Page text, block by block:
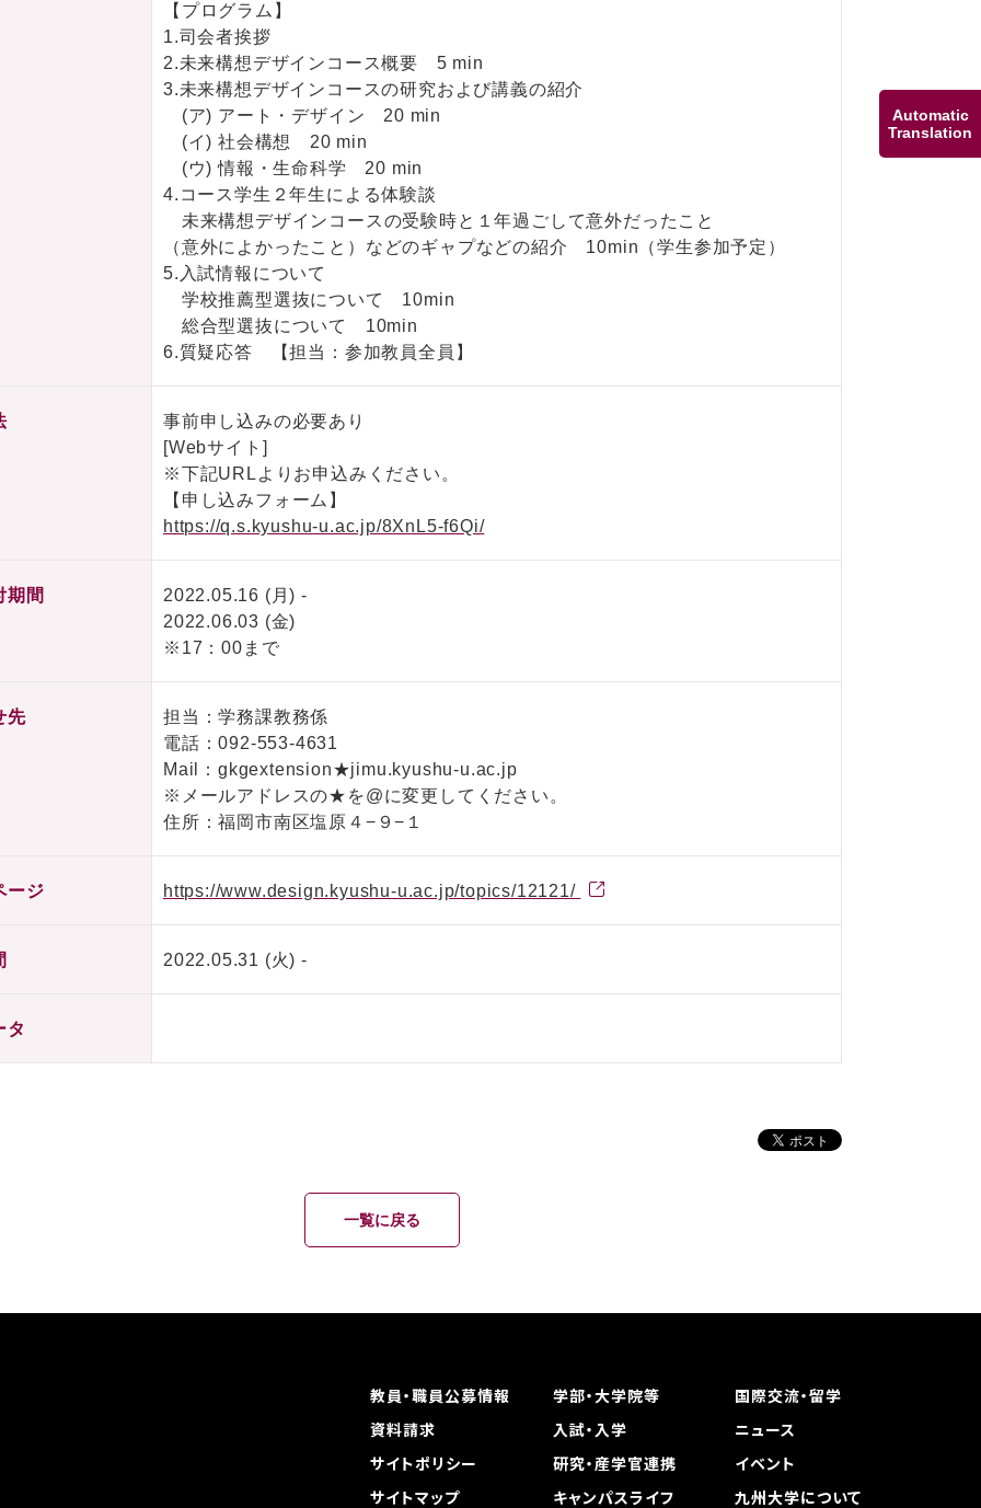
Automatic
Translation
【プログラム】
1.司会者挨拶
2.未来構想デザインコース概要 5 min
3.未来構想デザインコースの研究および講義の紹介
(ア) アート・デザイン 20 min
(イ) 社会構想 20 min
(ウ) 情報・生命科学 20 min
4.コース学生２年生による体験談
未来構想デザインコースの受験時と１年過ごして意外だったこと
（意外によかったこと）などのギャプなどの紹介 10min（学生参加予定）
5.入試情報について
学校推薦型選抜について 10min
総合型選抜について 10min
6.質疑応答 【担当：参加教員全員】
事前申し込みの必要あり
[Webサイト]
※下記URLよりお申込みください。
【申し込みフォーム】
https://q.s.kyushu-u.ac.jp/8XnL5-f6Qi/
期間
2022.05.16 (月) -
2022.06.03 (金)
※17：00まで
先
担当：学務課教務係
電話：092-553-4631
Mail：gkgextension★jimu.kyushu-u.ac.jp
※メールアドレスの★を@に変更してください。
住所：福岡市南区塩原４−９−１
ージ https://www.design.kyushu-u.ac.jp/topics/12121/
2022.05.31 (火) -
タ
一覧に戻る
教員・職員公募情報 学部・大学院等
国際交流・留学
資料請求
入試・入学
ニュース
サイトポリシー
研究・産学官連携
イベント
サイトマップ
キャンパスライフ 九州大学について